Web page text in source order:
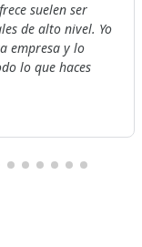
suelen ser
de alto nivel. Yo
empresa y lo
lo que haces